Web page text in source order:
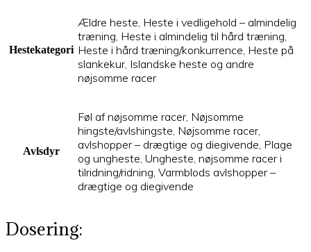
Hestekategori
Ældre heste, Heste i vedligehold – almindelig
træning, Heste i almindelig til hård træning,
Heste i hård træning/konkurrence, Heste på
slankekur, Islandske heste og andre
nøjsomme racer
Avlsdyr
Føl af nøjsomme racer, Nøjsomme
hingste/avlshingste, Nøjsomme racer,
avlshopper – drægtige og diegivende, Plage
og ungheste, Ungheste, nøjsomme racer i
tilridning/ridning, Varmblods avlshopper –
drægtige og diegivende
Dosering: